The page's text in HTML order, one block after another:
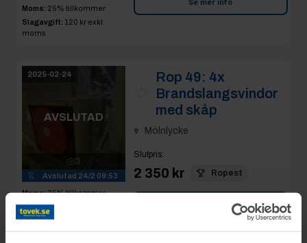
Moms: 25% tillkommer
Slagavgift: 120 kr exkl.
moms
Se mer info
2025-02-24
AVSLUTAD
3
Avslutad 24/2 09:53
Moms:25% tillkommer
Slagavgift:
moms
Rop 49: 4x
Brandslangsvindor
med skåp
Mölnlycke
Slutpris:
2 350 kr Ropest
Se mer info